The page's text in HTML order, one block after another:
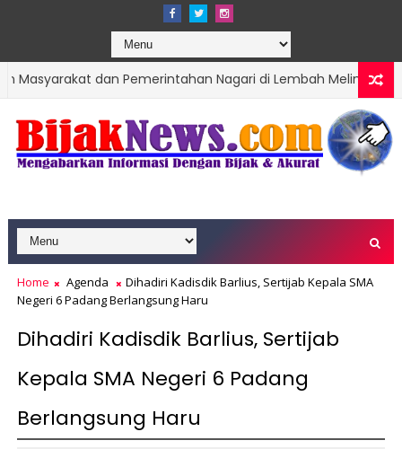
dan Pemerintahan Nagari di Lembah Melintang Pasbar
Home Agenda
Dihadiri Kadisdik Barlius, Sertijab Kepala SMA
Negeri 6 Padang Berlangsung Haru
Dihadiri Kadisdik Barlius, Sertijab
Kepala SMA Negeri 6 Padang
Berlangsung Haru